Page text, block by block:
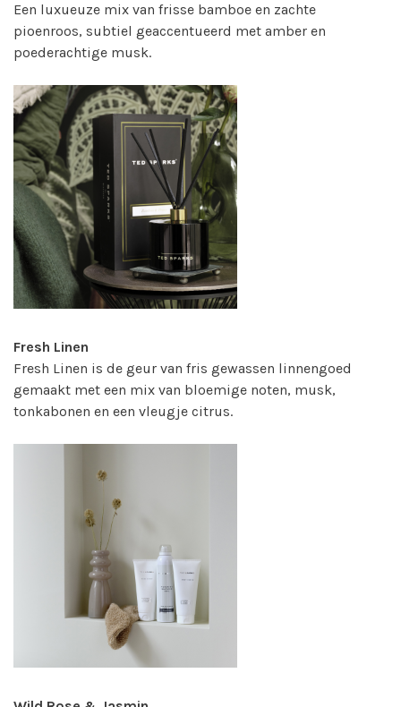
Een luxueuze mix van frisse bamboe en zachte
pioenroos, subtiel geaccentueerd met amber en
poederachtige musk.
Fresh Linen
Fresh Linen is de geur van fris gewassen linnengoed
gemaakt met een mix van bloemige noten, musk,
tonkabonen en een vleugje citrus.